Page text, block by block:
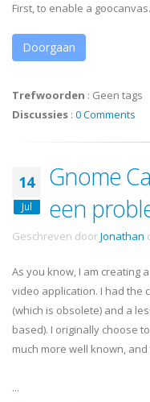
First, to enable a goocanvas
Doorgaan
Trefwoorden : Geen tags
Discussies : 0 Comments
14
Jul
Gnome
een
Geschreven doorJonathan
As you know, I am creating
video application. I had the
(which is obsolete) and a
based). I originally choose
much more well known,
...